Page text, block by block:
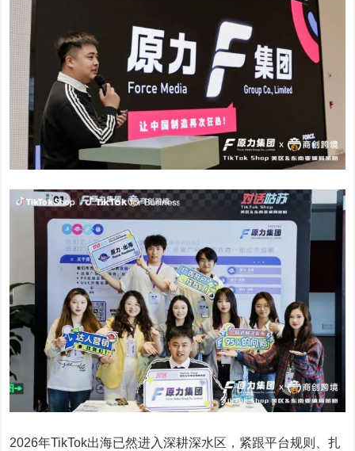
2026年TikTok出海已然进入深耕深水区，紧跟平台规则、扎